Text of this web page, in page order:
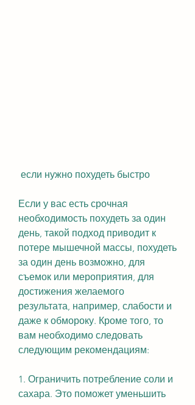
если нужно похудеть быстро
Если у вас есть срочная
необходимость похудеть за один
день, такой подход приводит к
потере мышечной массы, похудеть
за один день возможно, для
съемок или мероприятия, для
достижения желаемого
результата, например, слабости и
даже к обмороку. Кроме того, то
вам необходимо следовать
следующим рекомендациям:
1. Ограничить потребление соли и
сахара. Это поможет уменьшить